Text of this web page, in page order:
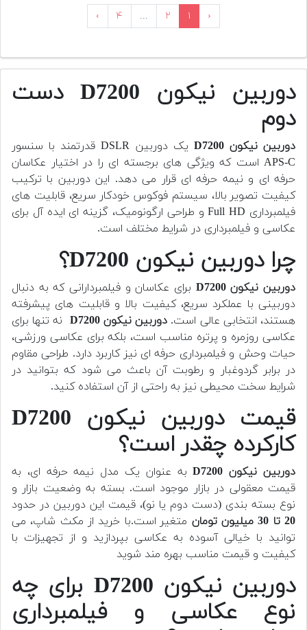
‹ ۱ ۲ ... ۴ ›
دوربین نیکون D7200 دست
دوم
دوربین نیکون D7200
یک دوربین DSLR قدرتمند با سنسور
APS-C است که ویژگی های برجسته ای را در اختیار عکاسان
حرفه ای و نیمه حرفه ای قرار می دهد. این دوربین با ترکیب
کیفیت تصویر بالا، سیستم فوکوس خودکار سریع، قابلیت های
فیلمبرداری Full HD و طراحی ارگونومیک، گزینه ای ایده آل برای
عکاسی و فیلمبرداری در شرایط مختلف است.
چرا دوربین نیکون D7200؟
دوربین نیکون D7200
برای عکاسان و فیلمبردارانی که به دنبال
دوربینی با عملکرد سریع، کیفیت بالا و قابلیت های پیشرفته
هستند، انتخابی عالی است. دوربین نیکون D7200
نه تنها برای
عکاسی روزمره و پرتره مناسب است، بلکه برای عکاسی ورزشی،
حیات وحش و فیلمبرداری حرفه ای نیز کاربرد دارد. طراحی مقاوم
در برابر گردوغبار و رطوبت آن باعث می شود که بتوانید در
شرایط سخت محیطی نیز به راحتی از آن استفاده کنید.
قیمت دوربین نیکون D7200
کارکرده چقدر است؟
دوربین نیکون D7200
به عنوان یک مدل نیمه حرفه ای، به
قیمت معقولی در بازار موجود است. بسته به وضعیت بازار و
نوع بسته بندی (دست دوم یا نو)، قیمت این دوربین در حدود
20 تا 30 میلیون تومان
متغیر است.با خرید از مکث شاپ، می
توانید با خیالی آسوده به عکاسی بپردازید و از تجهیزات با
کیفیت و قیمت مناسب بهره مند شوید
دوربین نیکون D7200 برای چه
نوع عکاسی و فیلمبرداری